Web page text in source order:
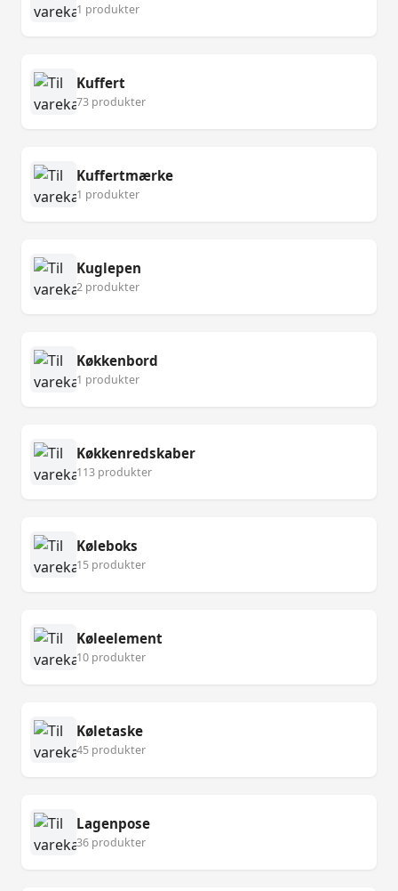
1 produkter
Kuffert
73 produkter
Kuffertmærke
1 produkter
Kuglepen
2 produkter
Køkkenbord
1 produkter
Køkkenredskaber
113 produkter
Køleboks
15 produkter
Køleelement
10 produkter
Køletaske
45 produkter
Lagenpose
36 produkter